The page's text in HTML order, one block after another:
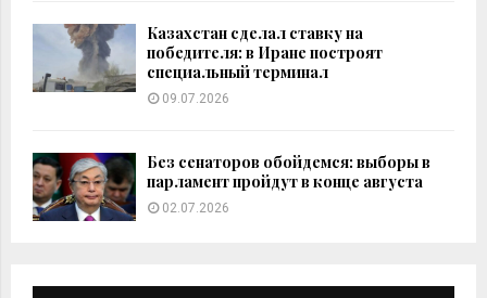
Казахстан сделал ставку на
победителя: в Иране построят
специальный терминал
09.07.2026
Без сенаторов обойдемся: выборы в
парламент пройдут в конце августа
02.07.2026